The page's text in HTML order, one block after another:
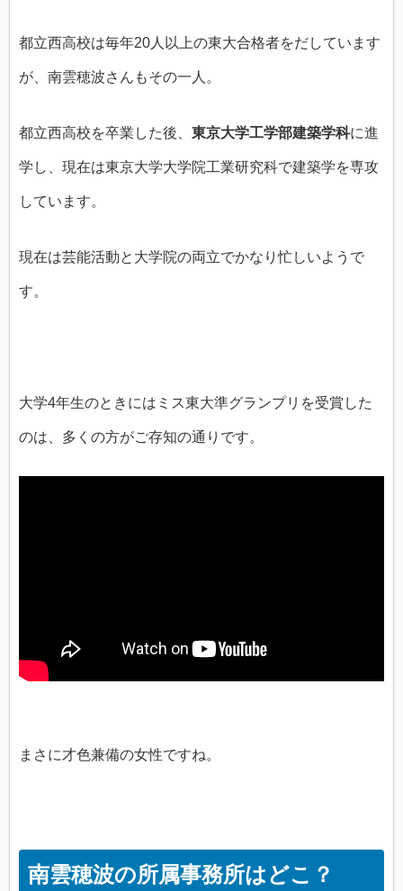
都立西高校は毎年20人以上の東大合格者をだしています
が、南雲穂波さんもその一人。
都立西高校を卒業した後、 東京大学工学部建築学科に進
学し、現在は東京大学大学院工業研究科で建築学を専攻
しています。
現在は芸能活動と大学院の両立でかなり忙しいようで
す。
大学4年生のときにはミス東大準グランプリを受賞した
のは、多くの方がご存知の通りです。
まさに才色兼備の女性ですね。
南雲穂波の所属事務所はどこ？